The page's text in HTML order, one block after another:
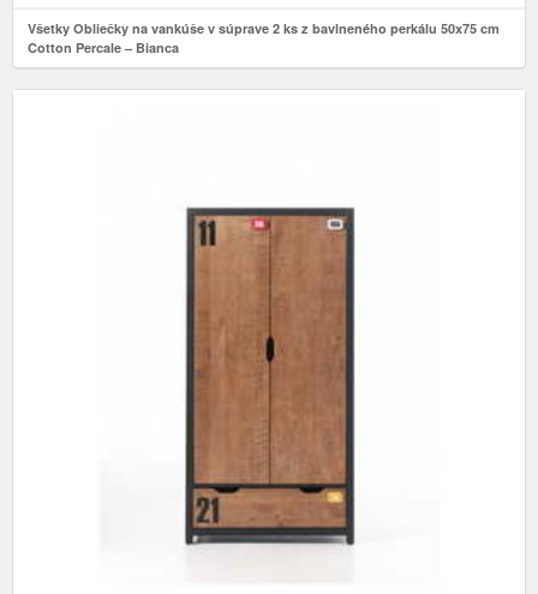
Všetky Obliečky na vankúše v súprave 2 ks z bavlneného perkálu 50x75 cm
Cotton Percale – Bianca